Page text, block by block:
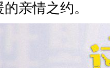
亲情之约。